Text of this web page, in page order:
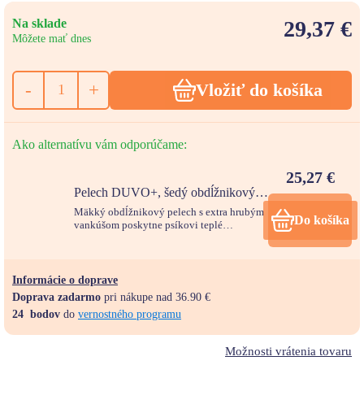
Na sklade
Môžete mať dnes 29,37 €
- + Vložiť do košíka
Ako alternatívu vám odporúčame:
Pelech DUVO+, šedý obdĺžnikový
60x45x16cm
Mäkký obdĺžnikový pelech s extra hrubým
vankúšom poskytne psíkovi teplé
25,27 €
Do košíka
Informácie o doprave
Doprava zadarmo pri nákupe nad 36.90 €
24 bodov do vernostného programu
Možnosti vrátenia tovaru